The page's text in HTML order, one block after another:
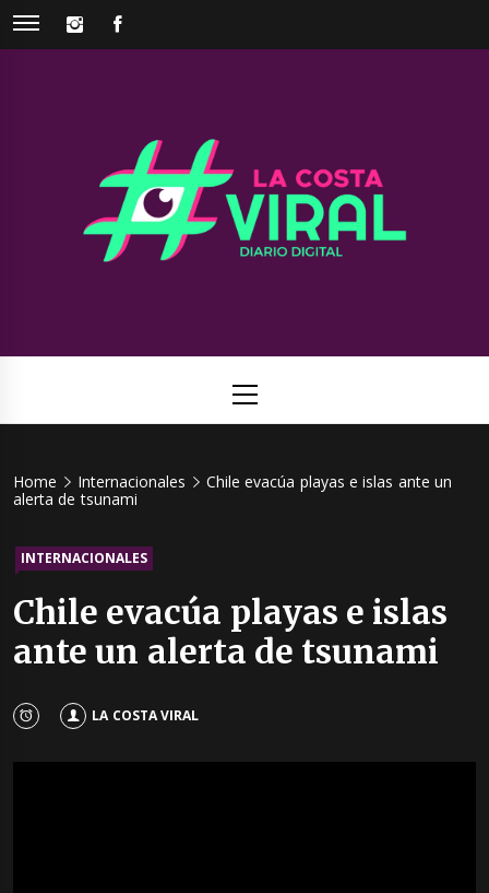
Skip
INSTAGRAM
Viral
Menu
Home Internacionales
Chile evacúa playas e islas ante un
alerta de tsunami
INTERNACIONALES
Chile evacúa playas e islas
ante un alerta de tsunami
LA COSTA VIRAL